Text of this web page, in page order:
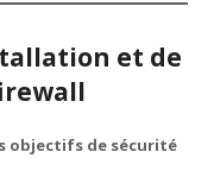
et de
objectifs de sécurité